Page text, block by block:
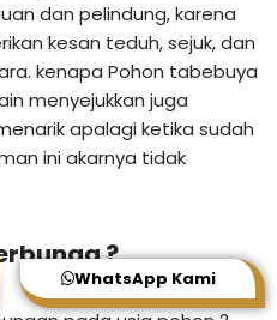
dan pelindung, karena
kesan teduh, sejuk, dan
kenapa Pohon tabebuya
menyejukkan juga
apalagi ketika sudah
ini akarnya tidak
?
WhatsApp Kami